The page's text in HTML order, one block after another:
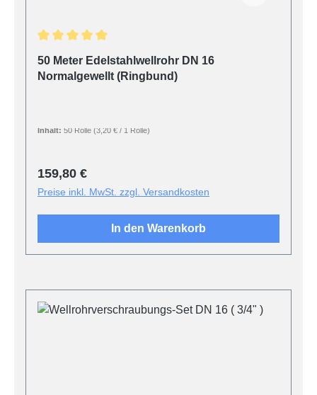
50 Meter Edelstahlwellrohr DN 16
Normalgewellt (Ringbund)
Inhalt: 50 Rolle (3,20 € / 1 Rolle)
Regulärer Preis:
159,80 €
Preise inkl. MwSt. zzgl. Versandkosten
In den Warenkorb